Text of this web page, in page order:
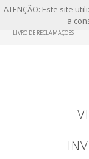
ATENÇÃO: Este site
a
LIVRO DE RECLAMAÇÕES